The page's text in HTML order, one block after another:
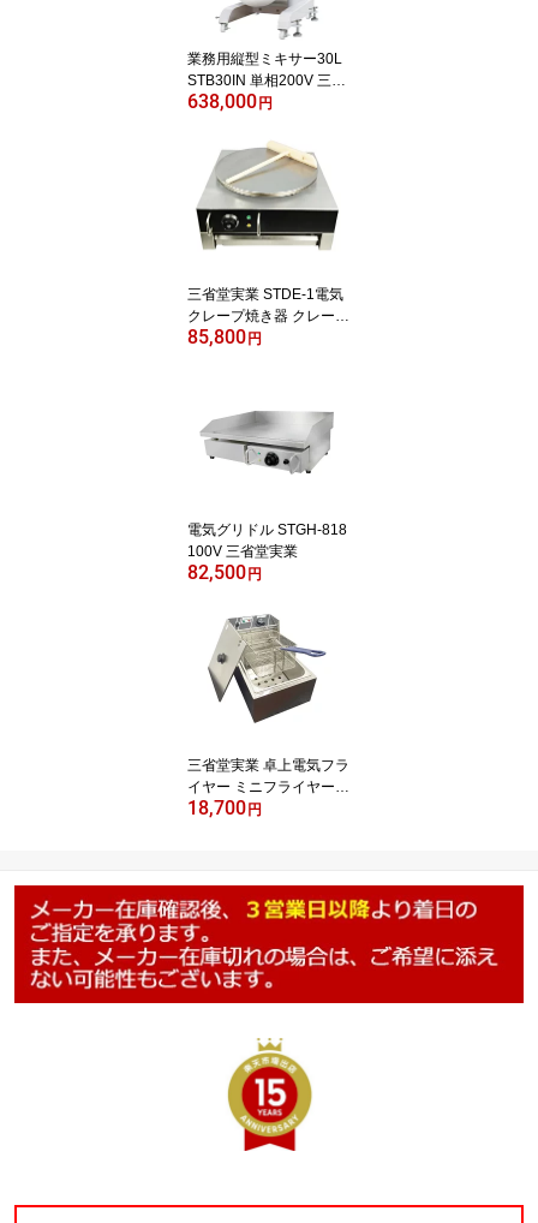
業務用縦型ミキサー30L
STB30IN 単相200V 三省
堂実業 食品ミキサー
638,000円
三省堂実業 STDE-1電気
クレープ焼き器 クレープ
焼き機 クレープ焼器 ク
85,800円
電気グリドル STGH-818
100V 三省堂実業
82,500円
三省堂実業 卓上電気フラ
イヤー ミニフライヤー5.
5L フライヤー 家庭用電
18,700円